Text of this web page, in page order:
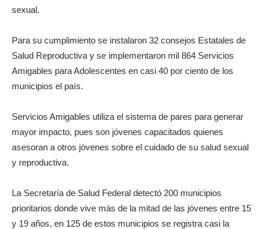
sexual.
Para su cumplimiento se instalaron 32 consejos Estatales de
Salud Reproductiva y se implementaron mil 864 Servicios
Amigables para Adolescentes en casi 40 por ciento de los
municipios el país.
Servicios Amigables utiliza el sistema de pares para generar
mayor impacto, pues son jóvenes capacitados quienes
asesoran a otros jóvenes sobre el cuidado de su salud sexual
y reproductiva.
La Secretaría de Salud Federal detectó 200 municipios
prioritarios donde vive más de la mitad de las jóvenes entre 15
y 19 años, en 125 de estos municipios se registra casi la